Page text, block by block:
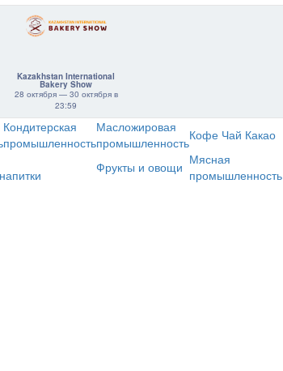
Kazakhstan International
Bakery Show
28 октября — 30 октября в
23:59
Кондитерская
промышленность
Масложировая
промышленностьКофе Чай Какао
Фрукты и овощи Мясная
промышленность